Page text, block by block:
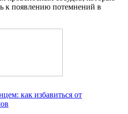
к появлению потемнений в
как избавиться от